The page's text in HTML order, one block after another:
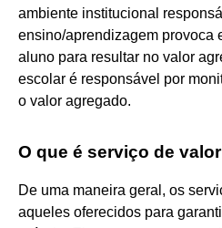
ambiente institucional
ensino/aprendizagem provoca
aluno para resultar no valor
escolar é responsável por
o valor agregado.
O que é serviço de
De uma maneira geral, os
aqueles oferecidos para